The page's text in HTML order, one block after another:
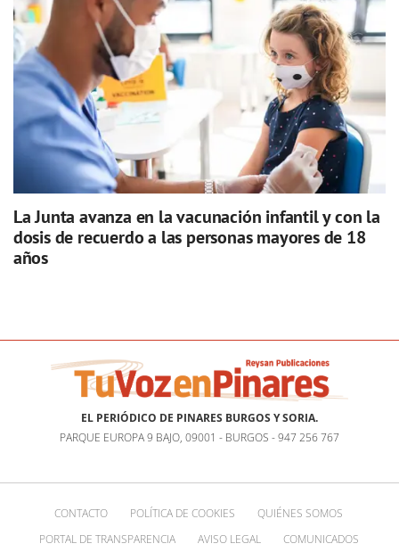
La Junta avanza en la vacunación infantil y con la
dosis de recuerdo a las personas mayores de 18
años
EL PERIÓDICO DE PINARES BURGOS Y SORIA.
PARQUE EUROPA 9 BAJO, 09001 - BURGOS - 947 256 767
CONTACTO POLÍTICA DE COOKIES
QUIÉNES SOMOS
PORTAL DE TRANSPARENCIA
AVISO LEGAL COMUNICADOS